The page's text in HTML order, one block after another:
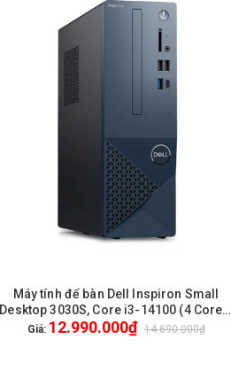
HẾT HÀNG
Máy tính để bàn Dell Inspiron Small
Desktop 3030S, Core i3-14100 (4 Cores,
8 threads, 12.00 MB), 1x8GB, DDR5, at
Giá: 12.990.000₫ 14.690.000₫